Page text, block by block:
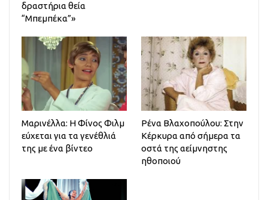
δραστήρια θεία
“Μπεμπέκα”»
Μαρινέλλα: Η Φίνος Φιλμ
εύχεται για τα γενέθλιά
της με ένα βίντεο
Ρένα Βλαχοπούλου: Στην
Κέρκυρα από σήμερα τα
οστά της αείμνηστης
ηθοποιού